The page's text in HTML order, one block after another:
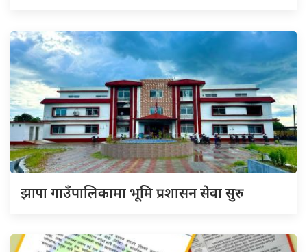
झापागाउँपालिकामा भूमि प्रशासन सेवा सुरु